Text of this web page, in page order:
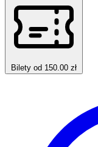
Bilety od 150.00 zł